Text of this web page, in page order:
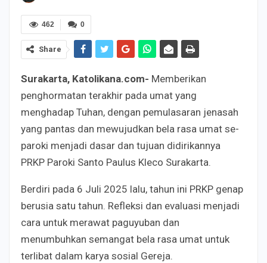
0
462
Share
Surakarta, Katolikana.com- Memberikan
penghormatan terakhir pada umat yang
menghadap Tuhan, dengan pemulasaran jenasah
yang pantas dan mewujudkan bela rasa umat se-
paroki menjadi dasar dan tujuan didirikannya
PRKP Paroki Santo Paulus Kleco Surakarta.
Berdiri pada 6 Juli 2025 lalu, tahun ini PRKP genap
berusia satu tahun. Refleksi dan evaluasi menjadi
cara untuk merawat paguyuban dan
menumbuhkan semangat bela rasa umat untuk
terlibat dalam karya sosial Gereja.